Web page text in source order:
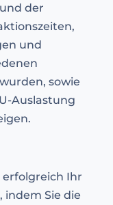
der
und
sowie
Auslastung
Ihr
Sie die